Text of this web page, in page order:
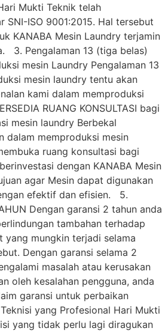
Mukti Teknik telah
SNI-ISO 9001:2015. Hal tersebut
KANABA Mesin Laundry terjamin
3. Pengalaman 13 (tiga belas)
mesin Laundry Pengalaman 13
mesin laundry tentu akan
kami dalam memproduksi
RUANG KONSULTASI bagi
mesin laundry Berbekal
dalam memproduksi mesin
ruang konsultasi bagi
dengan KANABA Mesin
agar Mesin dapat digunakan
efektif dan efisien. 5.
Dengan garansi 2 tahun anda
tambahan terhadap
yang mungkin terjadi selama
Dengan garansi selama 2
masalah atau kerusakan
oleh kesalahan pengguna, anda
garansi untuk perbaikan
yang Profesional Hari Mukti
yang tidak perlu lagi diragukan